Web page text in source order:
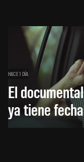
HACE 1 DÍA
El
ya tiene